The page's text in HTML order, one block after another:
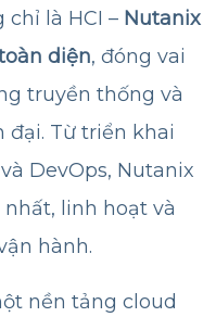
là HCI – Nutanix
diện, đóng vai
truyền thống và
Từ triển khai
DevOps, Nutanix
linh hoạt và
hành.
nền tảng cloud